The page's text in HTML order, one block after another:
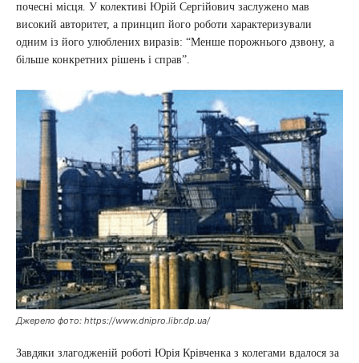
почесні місця. У колективі Юрій Сергійович заслужено мав
високий авторитет, а принцип його роботи характеризували
одним із його улюблених виразів: “Менше порожнього дзвону, а
більше конкретних рішень і справ”.
Джерело фото: https://www.dnipro.libr.dp.ua/
Завдяки злагодженій роботі Юрія Крівченка з колегами вдалося за